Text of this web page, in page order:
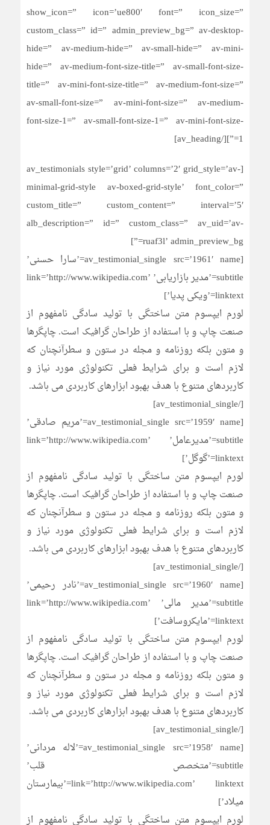
show_icon=” icon=’ue800′ font=” icon_size=”
custom_class=” id=” admin_preview_bg=” av-desktop-
hide=” av-medium-hide=” av-small-hide=” av-mini-
hide=” av-medium-font-size-title=” av-small-font-size-
title=” av-mini-font-size-title=” av-medium-font-size=”
av-small-font-size=” av-mini-font-size=” av-medium-
font-size-1=” av-small-font-size-1=” av-mini-font-size-
1=”][/av_heading]
[av_testimonials style=’grid’ columns=’2′ grid_style=’av-
minimal-grid-style av-boxed-grid-style’ font_color=”
custom_title=” custom_content=” interval=’5′
alb_description=” id=” custom_class=” av_uid=’av-
ruaf3l’ admin_preview_bg=”]
[av_testimonial_single src=’1961′ name=’سارا حسنی’
subtitle=’مدیر بازاریابی’ link=’http://www.wikipedia.com’
linktext=’ویکی پدیا’]
لورم ایپسوم متن ساختگی با تولید سادگی نامفهوم از
صنعت چاپ و با استفاده از طراحان گرافیک است. چاپگرها
و متون بلکه روزنامه و مجله در ستون و سطرآنچنان که
لازم است و برای شرایط فعلی تکنولوژی مورد نیاز و
کاربردهای متنوع با هدف بهبود ابزارهای کاربردی می باشد.
[/av_testimonial_single]
[av_testimonial_single src=’1959′ name=’مریم صادقی’
subtitle=’مدیرعامل’ link=’http://www.wikipedia.com’
linktext=’گوگل’]
لورم ایپسوم متن ساختگی با تولید سادگی نامفهوم از
صنعت چاپ و با استفاده از طراحان گرافیک است. چاپگرها
و متون بلکه روزنامه و مجله در ستون و سطرآنچنان که
لازم است و برای شرایط فعلی تکنولوژی مورد نیاز و
کاربردهای متنوع با هدف بهبود ابزارهای کاربردی می باشد.
[/av_testimonial_single]
[av_testimonial_single src=’1960′ name=’نادر رحیمی’
subtitle=’مدیر مالی’ link=’http://www.wikipedia.com’
linktext=’مایکروسافت’]
لورم ایپسوم متن ساختگی با تولید سادگی نامفهوم از
صنعت چاپ و با استفاده از طراحان گرافیک است. چاپگرها
و متون بلکه روزنامه و مجله در ستون و سطرآنچنان که
لازم است و برای شرایط فعلی تکنولوژی مورد نیاز و
کاربردهای متنوع با هدف بهبود ابزارهای کاربردی می باشد.
[/av_testimonial_single]
[av_testimonial_single src=’1958′ name=’لاله مردانی’
subtitle=’متخصص قلب’
link=’http://www.wikipedia.com’ linktext=’بیمارستان
میلاد’]
لورم ایپسوم متن ساختگی با تولید سادگی نامفهوم از